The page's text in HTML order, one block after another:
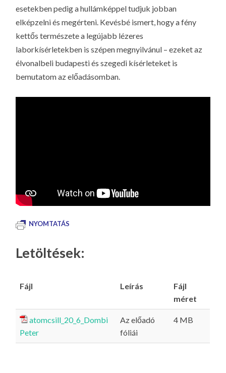
esetekben pedig a hullámképpel tudjuk jobban
elképzelni és megérteni. Kevésbé ismert, hogy a fény
kettős természete a legújabb lézeres
laborkísérletekben is szépen megnyilvánul – ezeket az
élvonalbeli budapesti és szegedi kísérleteket is
bemutatom az előadásomban.
NYOMTATÁS
Letöltések:
Fájl Leírás
Fájl
méret
atomcsill_20_6_Dombi
Peter
Az előadó
fóliái
4 MB